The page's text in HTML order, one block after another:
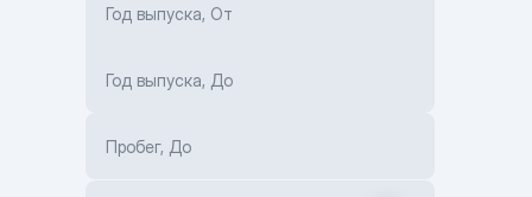
Год выпуска, От
Год выпуска, До
Пробег, До